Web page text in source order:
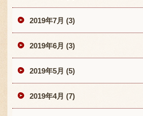
2019年7月 (3)
2019年6月 (3)
2019年5月 (5)
2019年4月 (7)